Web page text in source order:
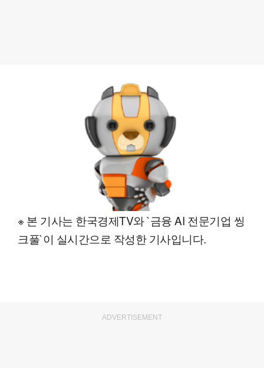
※ 본 기사는 한국경제TV와 `금융 AI 전문기업 씽
크풀`이 실시간으로 작성한 기사입니다.
ADVERTISEMENT